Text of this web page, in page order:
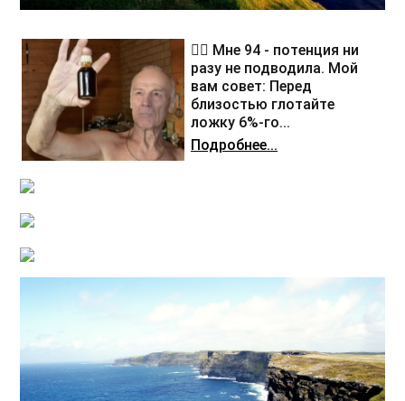
❤️‍🔥 Мне 94 - потенция ни
разу не подводила. Мой
вам совет: Перед
близостью глотайте
ложку 6%-го...
Подробнее...